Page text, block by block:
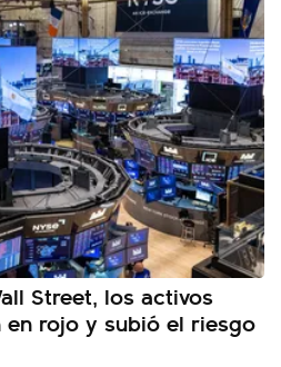
Street, los activos
rojo y subió el riesgo